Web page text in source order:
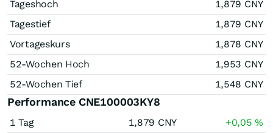
Tageshoch
1,879 CNY
Tagestief
1,879 CNY
Vortageskurs
1,878 CNY
52-Wochen Hoch
1,953 CNY
52-Wochen Tief
1,548 CNY
Performance CNE100003KY8
1 Tag 1,879 CNY +0,05%